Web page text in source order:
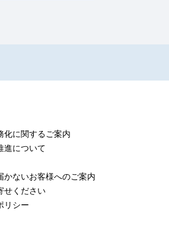
化に関するご案内
進について
かないお客様へのご案内
せください
リシー